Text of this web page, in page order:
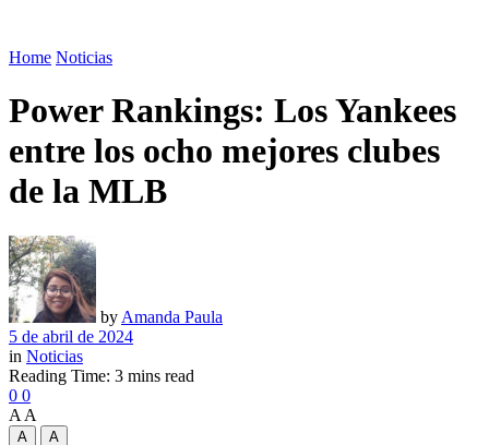
Home Noticias
Power Rankings: Los Yankees
entre los ocho mejores clubes
de la MLB
by Amanda Paula
5 de abril de 2024
in Noticias
Reading Time: 3 mins read
0 0
A A
A
A